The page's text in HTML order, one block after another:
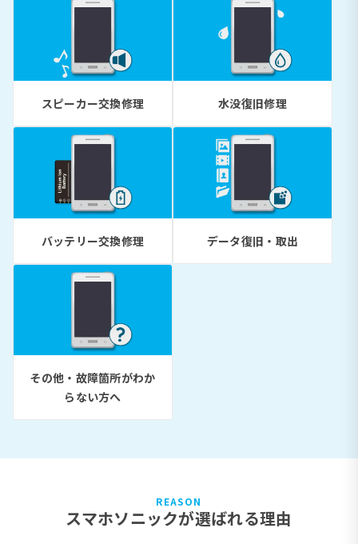
スピーカー交換修理 水没復旧修理
バッテリー交換修理 データ復旧・取出
その他・故障箇所がわか
らない方へ
REASON
スマホソニックが選ばれる理由